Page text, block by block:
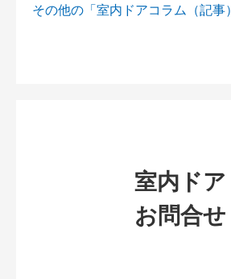
その他の「室内ドアコラム（記事
室内ドア
お問合せ